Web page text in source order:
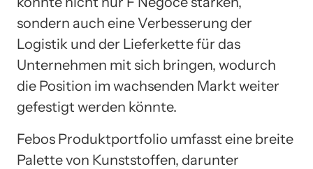
sondern auch eine Verbesserung der
Logistik und der Lieferkette für das
Unternehmen mit sich bringen, wodurch
die Position im wachsenden Markt weiter
gefestigt werden könnte.
Febos Produktportfolio umfasst eine breite
Palette von Kunststoffen, darunter